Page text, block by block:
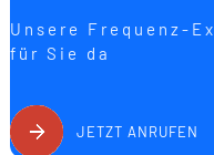
Unsere Frequenz-
für Sie da
JETZT ANRUFEN